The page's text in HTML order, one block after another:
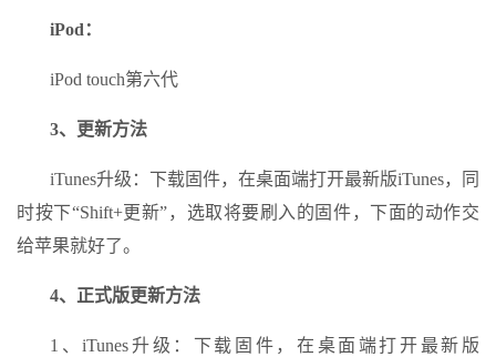
iPod：
iPod touch第六代
3、更新方法
iTunes升级：下载固件，在桌面端打开最新版iTunes，同
时按下“Shift+更新”，选取将要刷入的固件，下面的动作交
给苹果就好了。
4、正式版更新方法
1、iTunes升级：下载固件，在桌面端打开最新版